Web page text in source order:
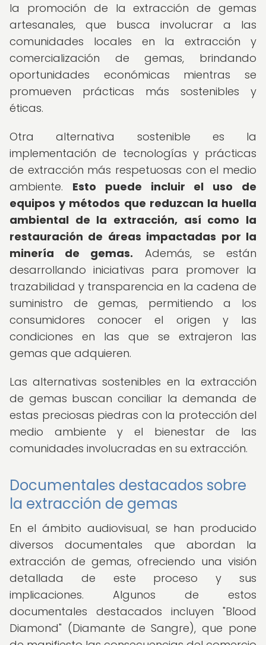
la promoción de la extracción de gemas
artesanales, que busca involucrar a las
comunidades locales en la extracción y
comercialización de gemas, brindando
oportunidades económicas mientras se
promueven prácticas más sostenibles y
éticas.
Otra alternativa sostenible es la
implementación de tecnologías y prácticas
de extracción más respetuosas con el medio
ambiente. Esto puede incluir el uso de
equipos y métodos que reduzcan la huella
ambiental de la extracción, así como la
restauración de áreas impactadas por la
minería de gemas. Además, se están
desarrollando iniciativas para promover la
trazabilidad y transparencia en la cadena de
suministro de gemas, permitiendo a los
consumidores conocer el origen y las
condiciones en las que se extrajeron las
gemas que adquieren.
Las alternativas sostenibles en la extracción
de gemas buscan conciliar la demanda de
estas preciosas piedras con la protección del
medio ambiente y el bienestar de las
comunidades involucradas en su extracción.
Documentales destacados sobre
la extracción de gemas
En el ámbito audiovisual, se han producido
diversos documentales que abordan la
extracción de gemas, ofreciendo una visión
detallada de este proceso y sus
implicaciones. Algunos de estos
documentales destacados incluyen "Blood
Diamond" (Diamante de Sangre), que pone